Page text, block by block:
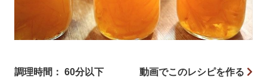
調理時間： 60分以下 動画でこのレシピを作る